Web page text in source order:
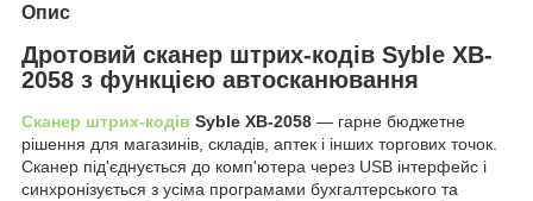
Опис
Дротовий сканер штрих-кодів Syble XB-
2058 з функцією автосканювання
Сканер штрих-кодів Syble XB-2058 — гарне бюджетне
рішення для магазинів, складів, аптек і інших торгових точок.
Сканер під'єднується до комп'ютера через USB інтерфейс і
синхронізується з усіма програмами бухгалтерського та